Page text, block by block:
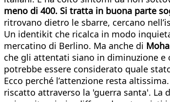
meno di 400. Si tratta in buona parte
ritrovano dietro le sbarre, cercano
Un identikit che ricalca in modo
mercatino di Berlino. Ma anche di
che gli attentati siano in diminuzione e
potrebbe essere considerato quale
Ecco perché l’attenzione resta
riscatto attraverso la 'guerra santa'. La